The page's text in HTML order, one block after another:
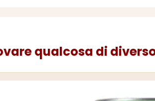
qualcosa di